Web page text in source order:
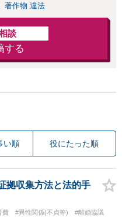
著作物 違法
談
する
い順 役にたった順
拠収集方法と法的手
費 #異性関係(不貞等) #離婚協議